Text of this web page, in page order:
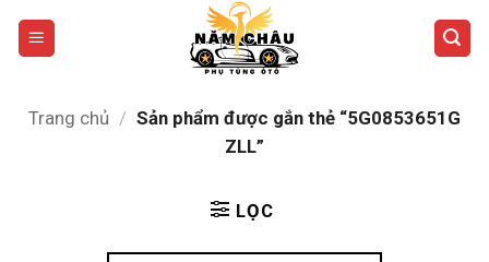
qua
Trang chủ / Sản phẩm được gắn thẻ “5G0853651G
ZLL”
LỌC